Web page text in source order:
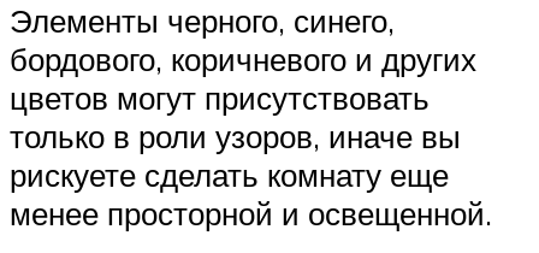
Элементы черного, синего,
бордового, коричневого и других
цветов могут присутствовать
только в роли узоров, иначе вы
рискуете сделать комнату еще
менее просторной и освещенной.